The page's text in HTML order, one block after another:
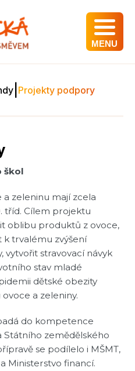
MENU
Projekty podpory
škol
zeleninu mají zcela
tříd. Cílem projektu
oblibu produktů z ovoce,
k trvalému zvýšení
vytvořit stravovací návyk
stav mladé
dětské obezity
a zeleniny.
do kompetence
Státního zemědělského
se podílelo i MŠMT,
Ministerstvo financí.